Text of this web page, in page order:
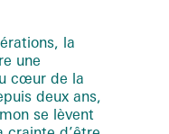
la
une
cœur de la
deux ans,
se lèvent